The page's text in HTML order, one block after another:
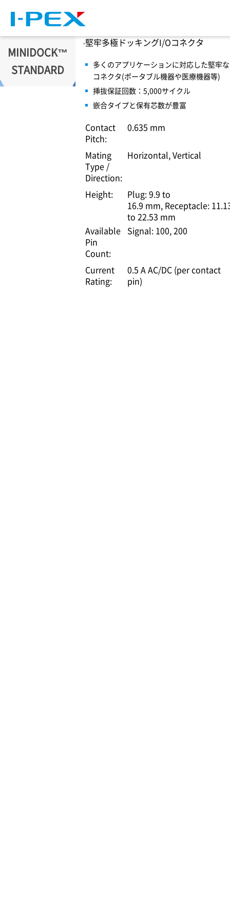
MINIDOCK™
STANDARD
堅牢多極ドッキングI/Oコネクタ
多くのアプリケーションに対応した堅牢な
コネクタ(ポータブル機器や医療機器等)
挿抜保証回数：5,000サイクル
嵌合タイプと保有芯数が豊富
Contact
Pitch:
0.635 mm
Mating
Type /
Direction:
Horizontal, Vertical
Height:
Plug: 9.9 to
16.9 mm Receptacle:
to 22.53 mm
Available
Pin
Count:
Signal: 100, 200
Current
Rating:
0.5 A AC/DC (per contact
pin)